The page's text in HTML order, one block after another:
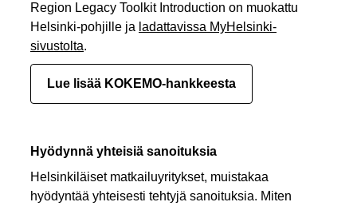
Region Legacy Toolkit Introduction on muokattu
Helsinki-pohjille ja ladattavissa MyHelsinki-
sivustolta.
Lue lisää KOKEMO-hankkeesta
Hyödynnä yhteisiä sanoituksia
Helsinkiläiset matkailuyritykset, muistakaa
hyödyntää yhteisesti tehtyjä sanoituksia. Miten